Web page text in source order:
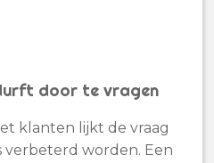
door te vragen
klanten lijkt de vraag
verbeterd worden. Een